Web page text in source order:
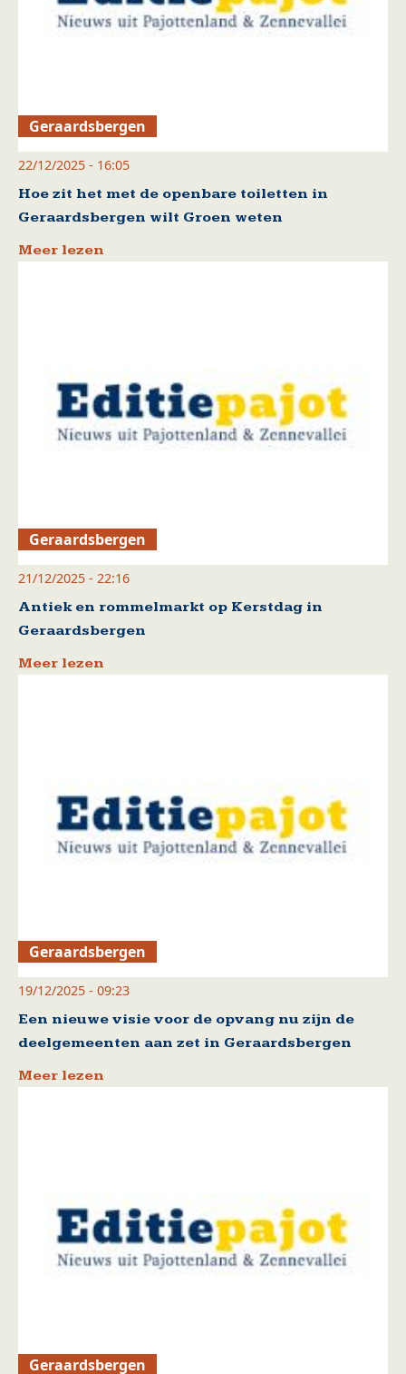
Geraardsbergen
22/12/2025 - 16:05
Hoe zit het met de openbare toiletten in
Geraardsbergen wilt Groen weten
Meer lezen
Geraardsbergen
21/12/2025 - 22:16
Antiek en rommelmarkt op Kerstdag in
Geraardsbergen
Meer lezen
Geraardsbergen
19/12/2025 - 09:23
Een nieuwe visie voor de opvang nu zijn de
deelgemeenten aan zet in Geraardsbergen
Meer lezen
Geraardsbergen